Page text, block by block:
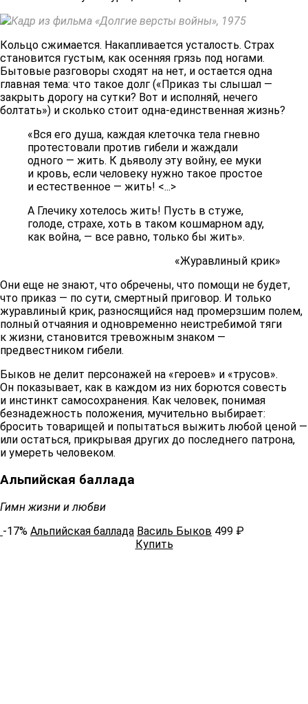
Кадр из фильма «Долгие версты войны», 1975
Кольцо сжимается. Накапливается усталость. Страх
становится густым, как осенняя грязь под ногами.
Бытовые разговоры сходят на нет, и остается одна
главная тема: что такое долг («Приказ ты слышал —
закрыть дорогу на сутки? Вот и исполняй, нечего
болтать») и сколько стоит одна-единственная жизнь?
«Вся его душа, каждая клеточка тела гневно
протестовали против гибели и жаждали
одного — жить. К дьяволу эту войну, ее муки
и кровь, если человеку нужно такое простое
и естественное — жить! <...>
А Глечику хотелось жить! Пусть в стуже,
голоде, страхе, хоть в таком кошмарном аду,
как война, — все равно, только бы жить».
«Журавлиный крик»
Они еще не знают, что обречены, что помощи не будет,
что приказ — по сути, смертный приговор. И только
журавлиный крик, разносящийся над промерзшим полем,
полный отчаяния и одновременно неистребимой тяги
к жизни, становится тревожным знаком —
предвестником гибели.
Быков не делит персонажей на «героев» и «трусов».
Он показывает, как в каждом из них борются совесть
и инстинкт самосохранения. Как человек, понимая
безнадежность положения, мучительно выбирает:
бросить товарищей и попытаться выжить любой ценой —
или остаться, прикрывая других до последнего патрона,
и умереть человеком.
Альпийская баллада
Гимн жизни и любви
-17% Альпийская баллада Василь Быков 499 ₽
Купить